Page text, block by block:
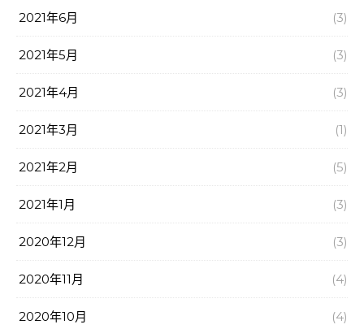
2021年6月 (3)
2021年5月 (3)
2021年4月 (3)
2021年3月 (1)
2021年2月 (5)
2021年1月 (3)
2020年12月 (3)
2020年11月 (4)
2020年10月 (4)